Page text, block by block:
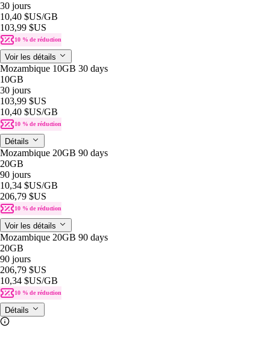
30 jours
10,40 $US/GB
103,99 $US
10 % de réduction
Voir les détails
Mozambique 10GB 30 days
10GB
30 jours
103,99 $US
10,40 $US/GB
10 % de réduction
Détails
Mozambique 20GB 90 days
20GB
90 jours
10,34 $US/GB
206,79 $US
10 % de réduction
Voir les détails
Mozambique 20GB 90 days
20GB
90 jours
206,79 $US
10,34 $US/GB
10 % de réduction
Détails